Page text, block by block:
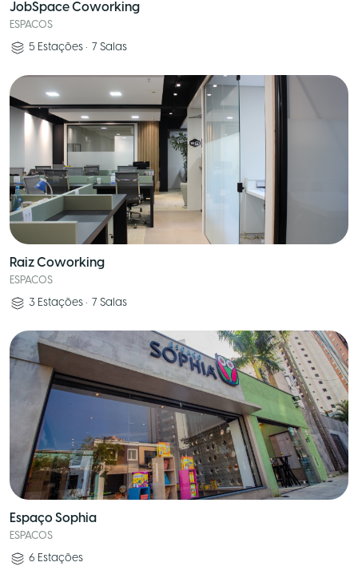
JobSpace Coworking
ESPACOS
5 Estações • 7 Salas
Raiz Coworking
ESPACOS
3 Estações • 7 Salas
Espaço Sophia
ESPACOS
6 Estações